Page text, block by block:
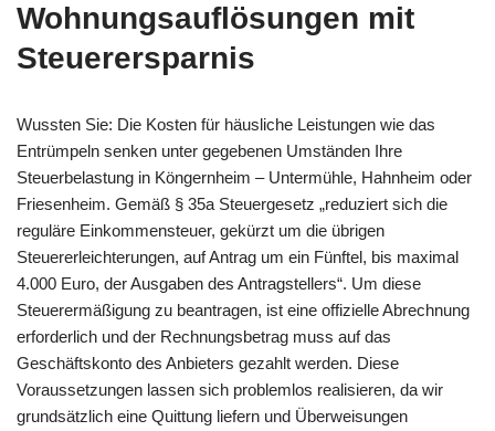
Wohnungsauflösungen mit
Steuerersparnis
Wussten Sie: Die Kosten für häusliche Leistungen wie das
Entrümpeln senken unter gegebenen Umständen Ihre
Steuerbelastung in Köngernheim – Untermühle, Hahnheim oder
Friesenheim. Gemäß § 35a Steuergesetz „reduziert sich die
reguläre Einkommensteuer, gekürzt um die übrigen
Steuererleichterungen, auf Antrag um ein Fünftel, bis maximal
4.000 Euro, der Ausgaben des Antragstellers“. Um diese
Steuerermäßigung zu beantragen, ist eine offizielle Abrechnung
erforderlich und der Rechnungsbetrag muss auf das
Geschäftskonto des Anbieters gezahlt werden. Diese
Voraussetzungen lassen sich problemlos realisieren, da wir
grundsätzlich eine Quittung liefern und Überweisungen